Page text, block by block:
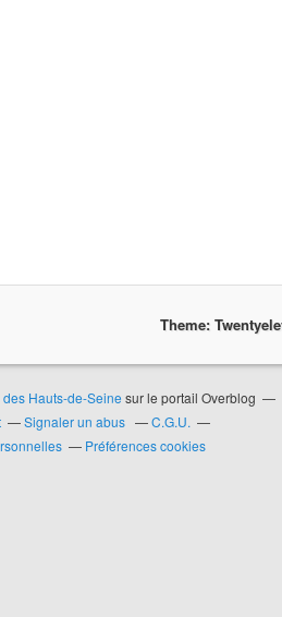
Theme:
Hauts-de-Seine sur le portail Overblog
Signaler un abus
C.G.U.
Préférences cookies